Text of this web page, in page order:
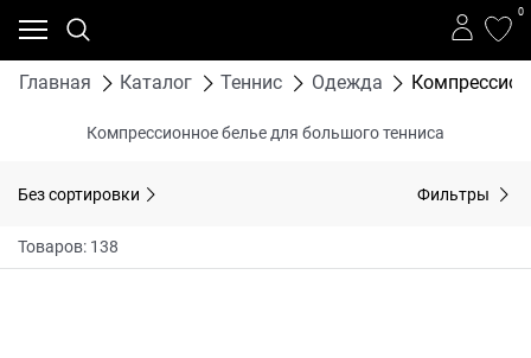
0
Главная Каталог Теннис Одежда
Компрессионное белье для большого тенниса
Без сортировки Фильтры
Товаров: 138